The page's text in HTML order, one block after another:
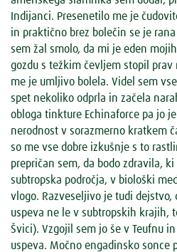
Indijanci. Presenetilo me je
in praktično brez bolečin se je
sem žal smolo, da mi je eden
gozdu s težkim čevljem stopil prav
me je umljivo bolela. Videl sem
spet nekoliko odprla in začela
obloga tinkture Echinaforce pa jo
nerodnost v sorazmerno kratkem
so me vse dobre izkušnje s to
prepričan sem, da bodo zdravila,
subtropska področja, v biološki
vlogo. Razveseljivo je tudi dejstvo,
uspeva ne le v subtropskih krajih,
Švici). Vzgojil sem jo še v Teufnu
uspeva. Močno engadinsko sonce